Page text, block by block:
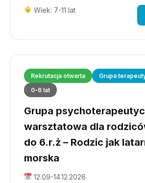
Wiek: 7-11 lat
Rekrutacja otwarta
Grupa
0-6 lat
Grupa
warsztatowa dla
do 6.r.ż – Rodzic jak
morska
12.09-14.12.2026